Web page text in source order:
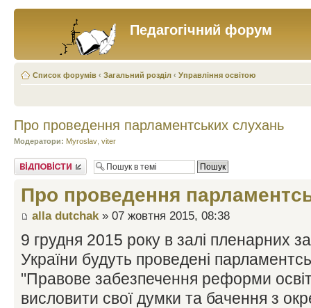
Педагогічний форум
Список форумів ‹ Загальний розділ ‹ Управління освітою
Про проведення парламентських слухань
Модератори: Myroslav viter
Відповісти
Про проведення
alla dutchak » 07 жовтня 2015, 08:38
9 грудня 2015 року в залі пленарних
України будуть проведені
"Правове забезпечення реформи
висловити свої думки та бачення з